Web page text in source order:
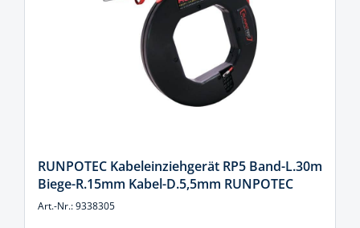
RUNPOTEC Kabeleinziehgerät RP5 Band-L.30m
Biege-R.15mm Kabel-D.5,5mm RUNPOTEC
Art.-Nr.: 9338305